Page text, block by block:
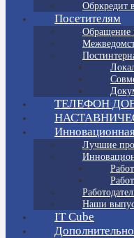
Обркредит
Посетителям
Обращение
ТЕЛЕФОН
Лучшие
Наши
IT Cube